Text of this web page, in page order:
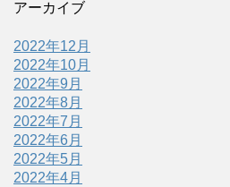
アーカイブ
2022年12月
2022年10月
2022年9月
2022年8月
2022年7月
2022年6月
2022年5月
2022年4月